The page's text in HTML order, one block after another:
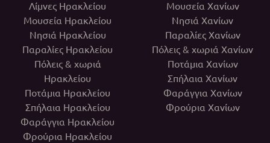
Λίμνες Ηρακλείου
Μουσεία Ηρακλείου
Νησιά Ηρακλείου
Παραλίες Ηρακλείου
Πόλεις & χωριά
Ηρακλείου
Ποτάμια Ηρακλείου
Σπήλαια Ηρακλείου
Φαράγγια Ηρακλείου
Φρούρια Ηρακλείου
Μουσεία Χανίων
Νησιά Χανίων
Παραλίες Χανίων
Πόλεις & χωριά Χανίων
Ποτάμια Χανίων
Σπήλαια Χανίων
Φαράγγια Χανίων
Φρούρια Χανίων